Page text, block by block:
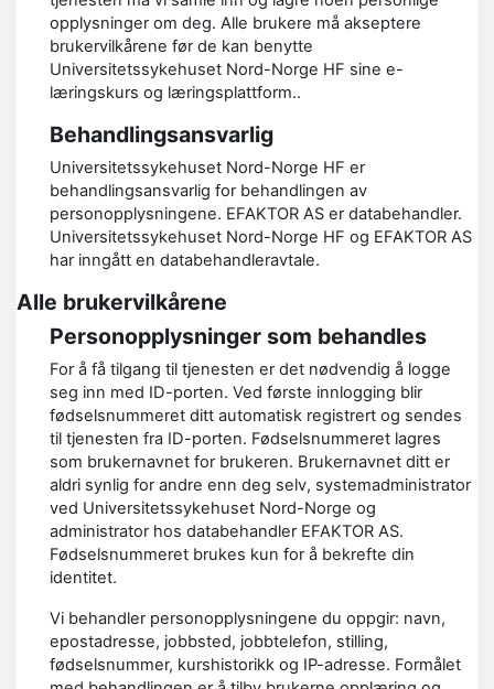
opplysninger om deg. Alle brukere må akseptere
brukervilkårene før de kan benytte
Universitetssykehuset Nord-Norge HF sine e-
læringskurs og læringsplattform..
Behandlingsansvarlig
Universitetssykehuset Nord-Norge HF er
behandlingsansvarlig for behandlingen av
personopplysningene. EFAKTOR AS er databehandler.
Universitetssykehuset Nord-Norge HF og EFAKTOR AS
har inngått en databehandleravtale.
Alle brukervilkårene
Personopplysninger som behandles
For å få tilgang til tjenesten er det nødvendig å logge
seg inn med ID-porten. Ved første innlogging blir
fødselsnummeret ditt automatisk registrert og sendes
til tjenesten fra ID-porten. Fødselsnummeret lagres
som brukernavnet for brukeren. Brukernavnet ditt er
aldri synlig for andre enn deg selv, systemadministrator
ved Universitetssykehuset Nord-Norge og
administrator hos databehandler EFAKTOR AS.
Fødselsnummeret brukes kun for å bekrefte din
identitet.
Vi behandler personopplysningene du oppgir: navn,
epostadresse, jobbsted, jobbtelefon, stilling,
fødselsnummer, kurshistorikk og IP-adresse. Formålet